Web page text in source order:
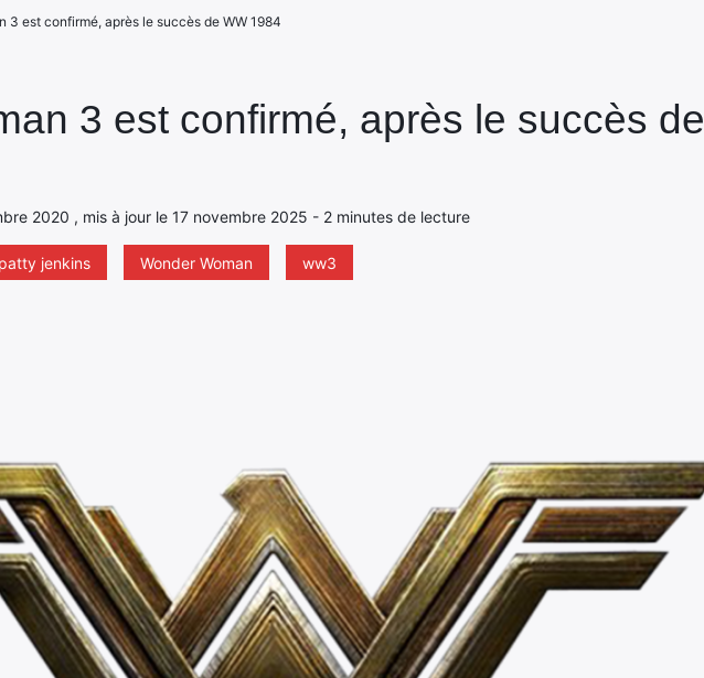
3 est confirmé, après le succès de
2020 , mis à jour le 17 novembre 2025 - 2 minutes de lecture
patty jenkins Wonder Woman ww3
3 est confirmé, après le succès de WW 1984